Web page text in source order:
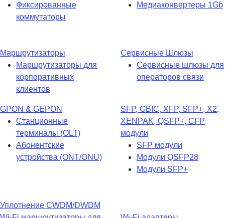
Фиксированные
коммутаторы
Медиаконвертеры 1Gb
Маршрутизаторы
Маршрутизаторы для
корпоративных
клиентов
Сервисные Шлюзы
Сервисные шлюзы для
операторов связи
GPON & GEPON
Станционные
терминалы (OLT)
Абонентские
устройства (ONT/ONU)
SFP, GBIC, XFP, SFP+, X2,
XENPAK, QSFP+, CFP
модули
SFP модули
Модули QSFP28
Модули SFP+
Уплотнение CWDM/DWDM